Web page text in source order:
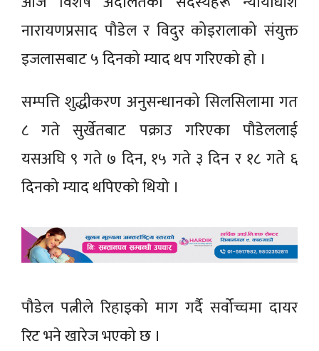
नारायणप्रसाद पौडेल र विदुर कोइरालाको संयुक्त
इजलासबाट ५ दिनको म्याद थप गरिएको हो ।
सम्पत्ति शुद्धीकरण अनुसन्धानको सिलसिलामा गत
८ गते सुर्खेतबाट पक्राउ गरिएका पौडेललाई
यसअघि ९ गते ७ दिन, १५ गते ३ दिन र १८ गते ६
दिनको म्याद थपिएको थियो ।
पौडेल पत्नीले रिहाइको माग गर्दै सर्वोच्चमा दायर
रिट भने खारेज भएको छ ।